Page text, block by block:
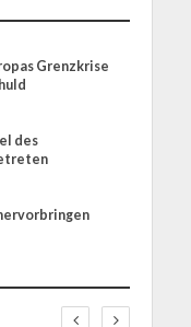
Grenzkrise
des